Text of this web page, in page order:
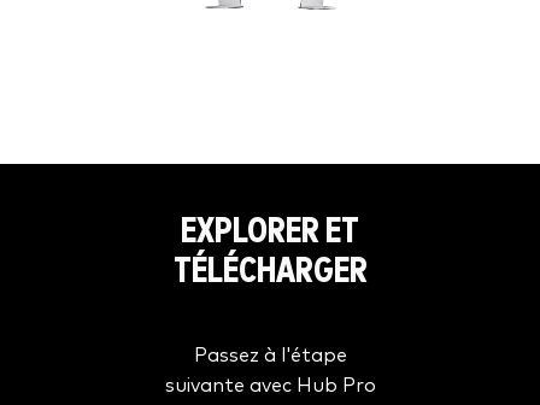
EXPLORER ET
TÉLÉCHARGER
Passez à l'étape
suivante avec Hub Pro